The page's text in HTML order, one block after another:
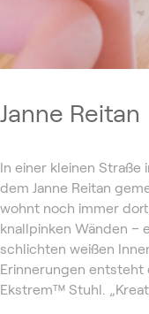
Janne Reitan
In einer kleinen Straße
dem Janne Reitan
wohnt noch immer
knallpinken Wänden –
schlichten weißen
Erinnerungen entsteht
Ekstrem™ Stuhl.